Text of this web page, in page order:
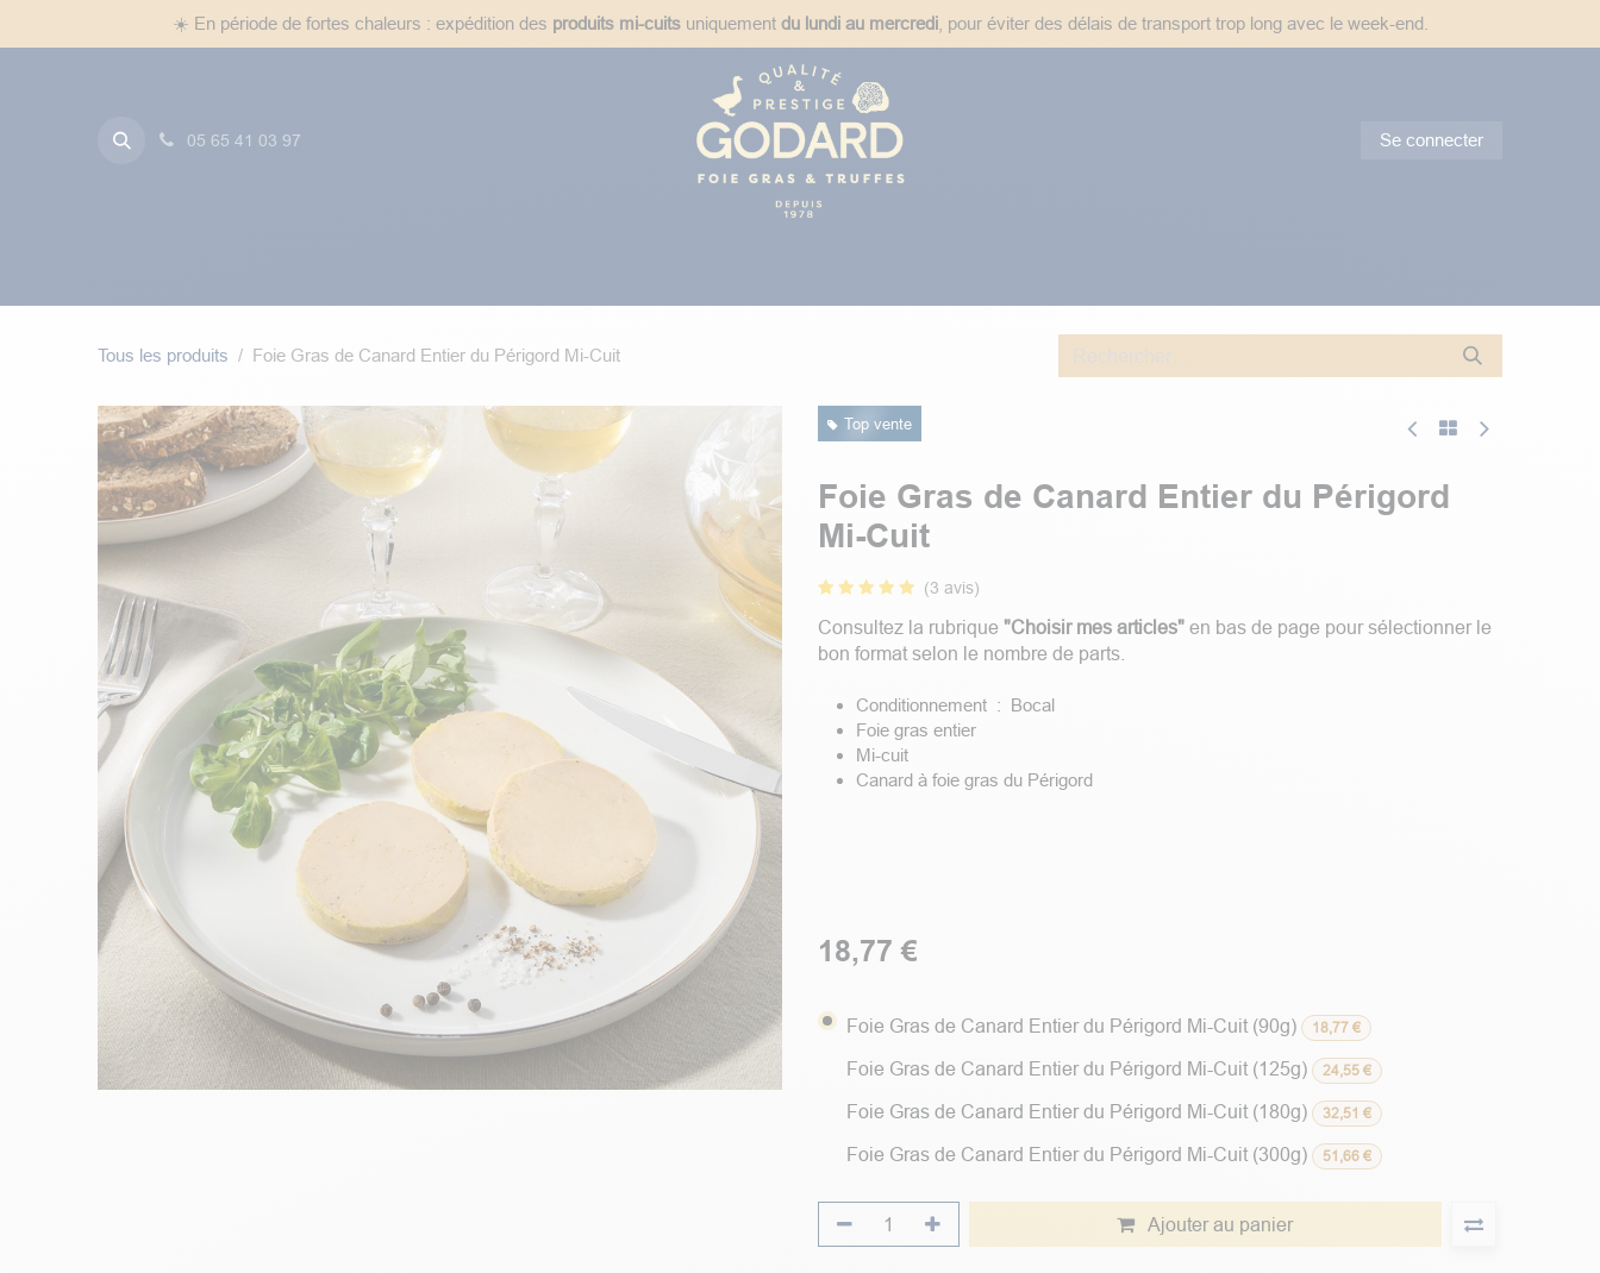
☀️ En période de fortes chaleurs : expédition des produits mi-cuits uniquement du lundi au mercredi, pour éviter des délais de transport trop long avec le week-end.
05 65 41 03 97 Se connecter
Tous les produits Foie Gras de Canard Entier du Périgord Mi-Cuit
Top vente
Foie Gras de Canard Entier du Périgord
Mi-Cuit
(3 avis)
Consultez la rubrique "Choisir mes articles" en bas de page pour sélectionner le
bon format selon le nombre de parts.
Conditionnement : Bocal
Foie gras entier
Mi-cuit
Canard à foie gras du Périgord
18,77 €
Foie Gras de Canard Entier du Périgord Mi-Cuit (90g) 18,77€
Foie Gras de Canard Entier du Périgord Mi-Cuit (125g) 24,55€
Foie Gras de Canard Entier du Périgord Mi-Cuit (180g) 32,51 €
Foie Gras de Canard Entier du Périgord Mi-Cuit (300g) 51,66€
Ajouter au panier